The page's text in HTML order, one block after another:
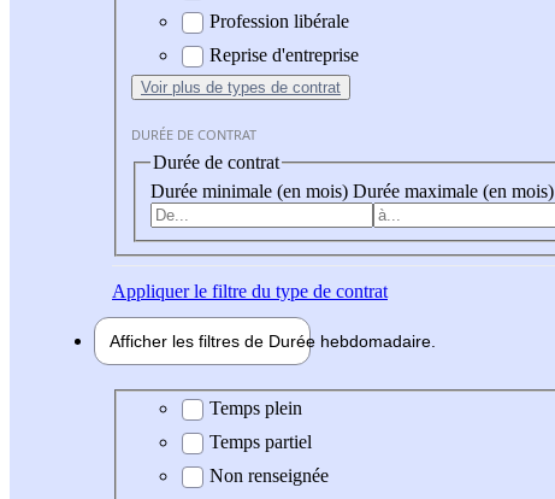
Profession libérale
Reprise d'entreprise
Voir plus de types de contrat
DURÉE DE CONTRAT
Durée de contrat
Durée minimale (en mois) Durée maximale (en mois)
Appliquerle filtre du type de contrat
Afficher les filtres de Durée hebdomadaire
Durée hebdomadaire
Temps plein
Temps partiel
Non renseignée